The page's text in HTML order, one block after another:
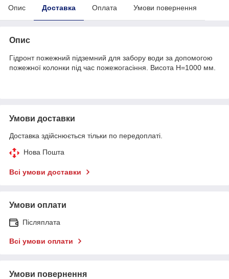
Опис Доставка Оплата Умови повернення
Опис
Гідронт пожежний підземний для забору води за допомогою
пожежної колонки під час пожежогасіння. Висота Н=1000 мм.
Умови доставки
Доставка здійснюється тільки по передоплаті.
Нова Пошта
Всі умови доставки
Умови оплати
Післяплата
Всі умови оплати
Умови повернення